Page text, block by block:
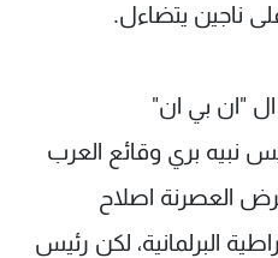
ناجين يتضاءل.
"ان بي ان"
نبيه بري وقائع العرب
العصرنة اصلاح
البرلمانية، لكن رئيس